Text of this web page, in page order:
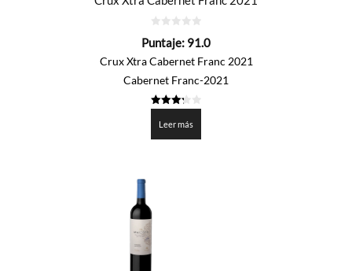
de
Puntaje: 91.0
Crux Xtra Cabernet Franc 2021
Cabernet Franc-2021
de 5
Leer más